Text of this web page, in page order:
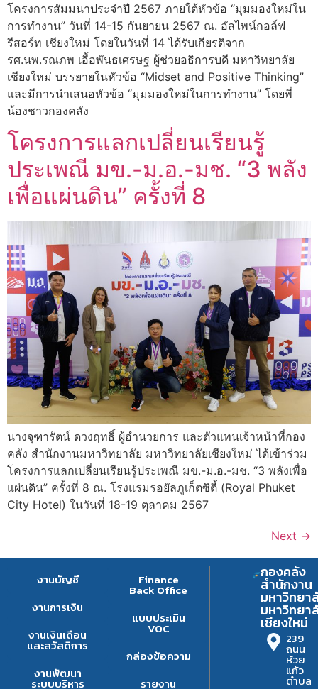
โครงการสัมมนาประจำปี 2567 ภายใต้หัวข้อ “มุมมองใหม่ใน
การทำงาน” วันที่ 14-15 กันยายน 2567 ณ. อัลไพน์กอล์ฟ
รีสอร์ท เชียงใหม่ โดยในวันที่ 14 ได้รับเกียรติจาก
รศ.นพ.รณภพ เอื้อพันธเศรษฐ ผู้ช่วยอธิการบดี มหาวิทยาลัย
เชียงใหม่ บรรยายในหัวข้อ “Midset and Positive Thinking”
และมีการนำเสนอหัวข้อ “มุมมองใหม่ในการทำงาน” โดยพี่
น้องชาวกองคลัง
โครงการแลกเปลี่ยนเรียนรู้
ประเพณี มข.-ม.อ.-มช. “3 พลัง
เพื่อแผ่นดิน” ครั้งที่ 8
นางจุฑารัตน์ ดวงฤทธิ์ ผู้อำนวยการ และตัวแทนเจ้าหน้าที่กอง
คลัง สำนักงานมหาวิทยาลัย มหาวิทยาลัยเชียงใหม่ ได้เข้าร่วม
โครงการแลกเปลี่ยนเรียนรู้ประเพณี มข.-ม.อ.-มช. “3 พลังเพื่อ
แผ่นดิน” ครั้งที่ 8 ณ. โรงแรมรอยัลภูเก็ตซิตี้ (Royal Phuket
City Hotel) ในวันที่ 18-19 ตุลาคม 2567
Next →
งานบัญชี
งานการเงิน
งานเงินเดือน
และสวัสดิการ
งานพัฒนา
ระบบบริหาร
Finance
Back Office
แบบประเมิน
VOC
กล่องข้อความ
รายงาน
กองคลัง
สำนักงาน
มหาวิทยา
มหาวิทยา
เชียงใหม่
239
ถนน
ห้วย
แก้ว
ตำบล